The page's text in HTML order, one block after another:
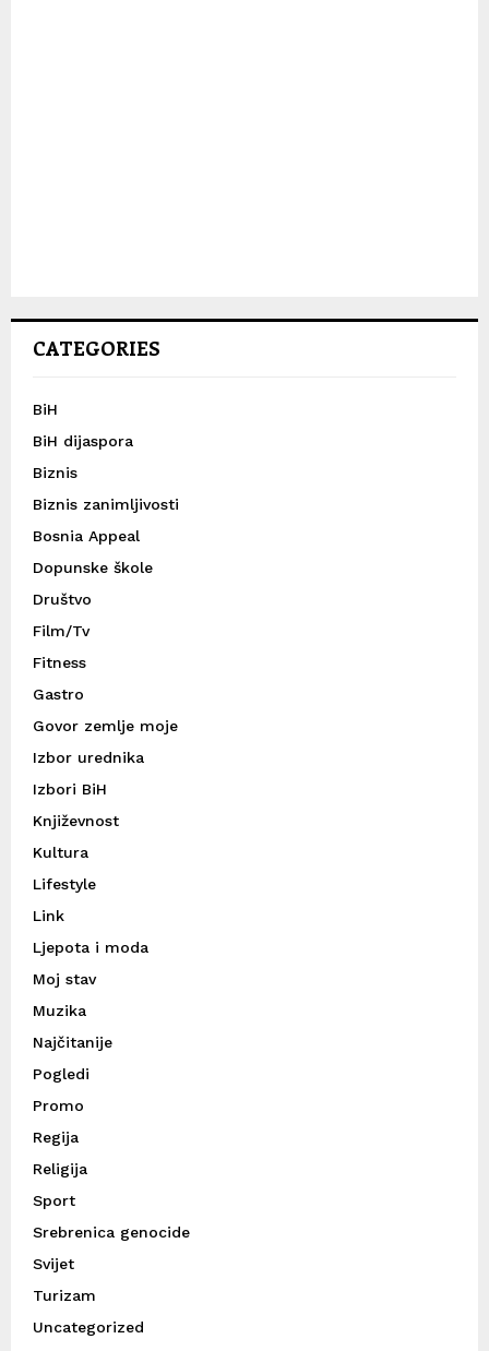
CATEGORIES
BiH
BiH dijaspora
Biznis
Biznis zanimljivosti
Bosnia Appeal
Dopunske škole
Društvo
Film/Tv
Fitness
Gastro
Govor zemlje moje
Izbor urednika
Izbori BiH
Književnost
Kultura
Lifestyle
Link
Ljepota i moda
Moj stav
Muzika
Najčitanije
Pogledi
Promo
Regija
Religija
Sport
Srebrenica genocide
Svijet
Turizam
Uncategorized